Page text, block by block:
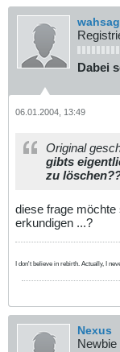
Dabei
06.01.2004, 13:49
Original
gibts
zu
diese frage
erkundigen ...?
I don't believe in rebirth. Actually, I
Nexus
Newbie